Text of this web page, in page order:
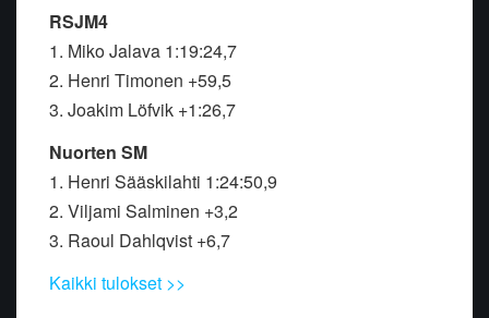
RSJM4
1. Miko Jalava 1:19:24,7
2. Henri Timonen +59,5
3. Joakim Löfvik +1:26,7
Nuorten SM
1. Henri Sääskilahti 1:24:50,9
2. Viljami Salminen +3,2
3. Raoul Dahlqvist +6,7
Kaikki tulokset >>